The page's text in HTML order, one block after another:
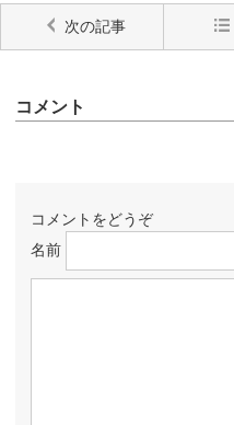
次の記事
コメント
コメントをどうぞ
名前